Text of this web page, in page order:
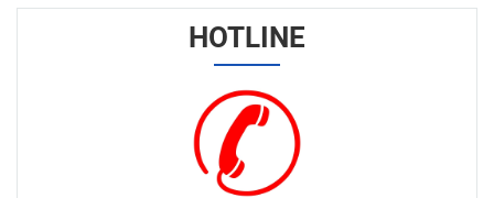
Vòi sen nóng lạnh
1.200.000đ
1.500.000đ
Mua ngay